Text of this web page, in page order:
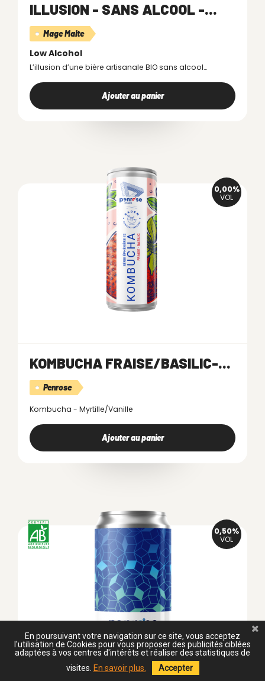
ILLUSION - SANS ALCOOL -...
Mage Malte
Low Alcohol
L’illusion d’une bière artisanale BIO sans alcool…
Ajouter au panier
0,00%
VOL
KOMBUCHA FRAISE/BASILIC-...
Penrose
Kombucha - Myrtille/Vanille
Ajouter au panier
0,50%
VOL
En poursuivant votre navigation sur ce site, vous acceptez
l'utilisation de Cookies pour vous proposer des publicités ciblées
adaptées à vos centres d'intérêts et réaliser des statistiques de
visites. En savoir plus. Accepter